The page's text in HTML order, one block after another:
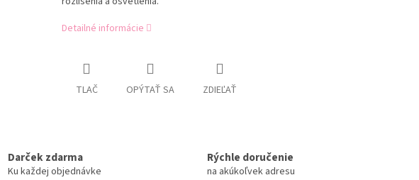
Detailné informácie
TLAČ OPÝTAŤ SA ZDIEĽAŤ
Darček zdarma
Ku každej objednávke
Rýchle doručenie
na akúkoľvek adresu